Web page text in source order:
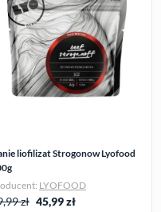
liofilizat Strogonow Lyofood
LYOFOOD
zł 45,99zł